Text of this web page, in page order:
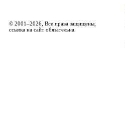
© 2001–2026, Все права защищены,
ссылка на сайт обязательна.